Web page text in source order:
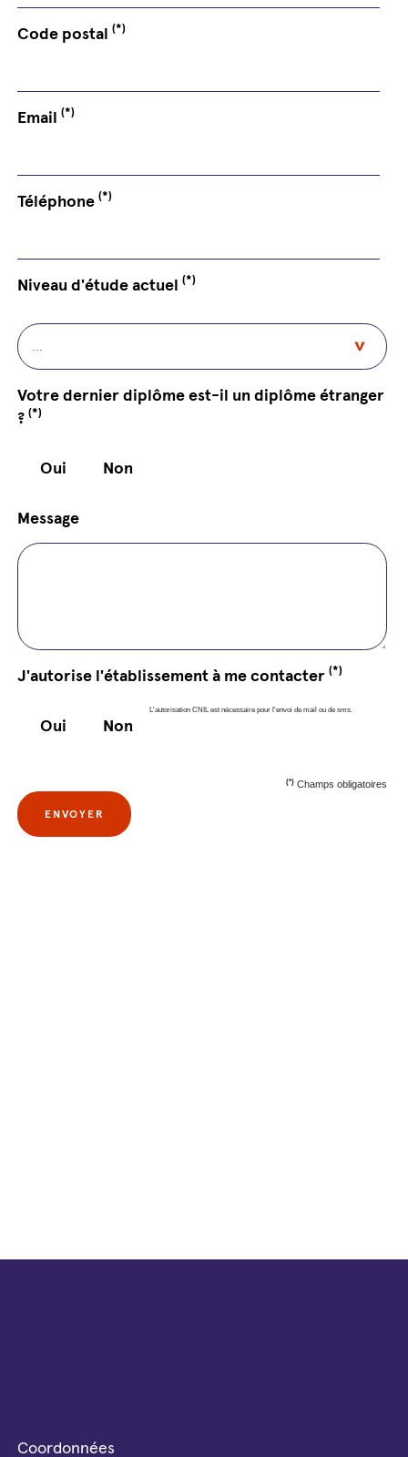
Code postal(*)
Email(*)
Téléphone(*)
Niveau d'étude actuel(*)
Votre dernier diplôme est-il un diplôme étranger
?(*)
Oui Non
Message
J'autorise l'établissement à me contacter(*)
Oui Non
L'autorisation CNIL est nécessaire pour l'envoi de mail ou de sms.
(*)Champs obligatoires
ENVOYER
Coordonnées